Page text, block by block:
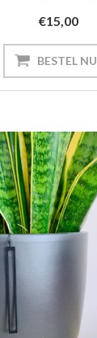
€15,00